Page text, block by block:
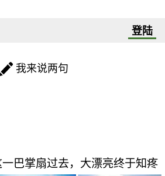
登陆
我来说两句
巴掌扇过去，大漂亮终于知疼